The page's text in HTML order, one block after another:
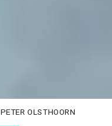
PETER OLSTHOORN